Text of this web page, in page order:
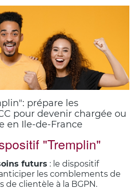
prépare les
pour devenir chargée ou
en Ile-de-France
"Tremplin"
futurs : le dispositif
les comblements de
de clientèle à la BGPN.